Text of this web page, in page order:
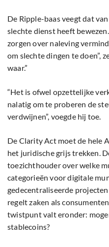
De Ripple-baas veegt dat
slechte dienst heeft
zorgen over naleving
om slechte dingen te doen”,
waar.”
“Het is ofwel opzettelijke
nalatig om te proberen de
verdwijnen”, voegde hij toe.
De Clarity Act moet de hele
het juridische grijs trekken.
toezichthouder over welke
categorieën voor digitale
gedecentraliseerde
regelt zaken als
twistpunt valt eronder:
stablecoins?